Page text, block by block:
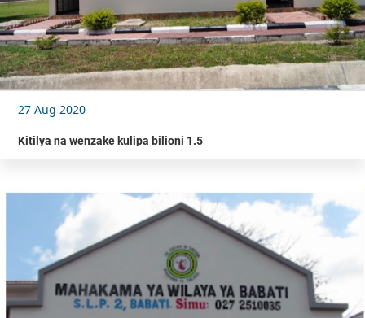
27 Aug 2020
Kitilya na wenzake kulipa bilioni 1.5